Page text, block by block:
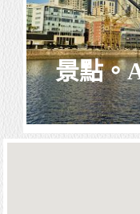
景點。